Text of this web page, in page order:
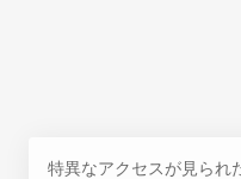
特異なアクセスが見られ